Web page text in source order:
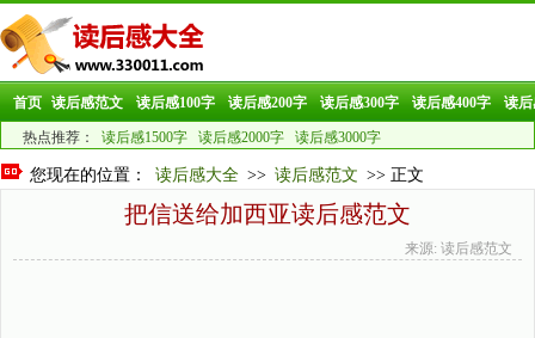
首页 读后感范文 读后感100字 读后感200字 读后感300字 读后感400字 读后
热点推荐： 读后感1500字 读后感2000字 读后感3000字
您现在的位置： 读后感大全 >> 读后感范文 >> 正文
把信送给加西亚读后感范文
来源: 读后感范文